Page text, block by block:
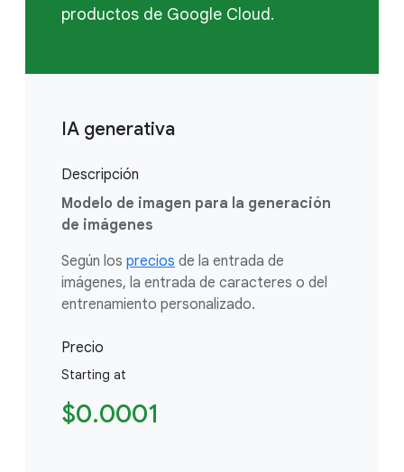
productos de Google Cloud.
IA generativa
Descripción
Modelo de imagen para la generación
de imágenes
Según los precios de la entrada de
imágenes, la entrada de caracteres o del
entrenamiento personalizado.
Precio
Starting at
$0.0001